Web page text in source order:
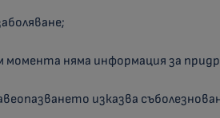
момента няма информация за
изказва